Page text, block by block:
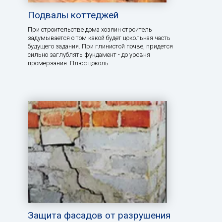
Подвалы коттеджей
При строительстве дома хозяин строитель
задумывается о том какой будет цокольная часть
будущего задания. При глинистой почве, придется
сильно заглублять фундамент - до уровня
промерзания. Плюс цоколь
Защита фасадов от разрушения